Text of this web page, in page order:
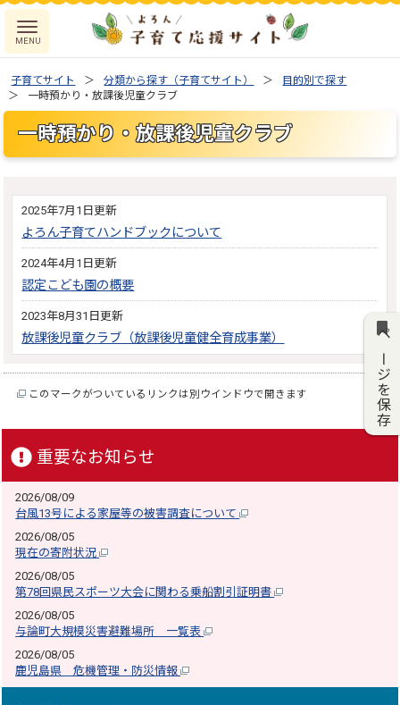
子育てサイト 分類から探す（子育てサイト）
目的別で探す
一時預かり・放課後児童クラブ
一時預かり・放課後児童クラブ
2025年7月1日更新
よろん子育てハンドブックについて
2024年4月1日更新
認定こども園の概要
2023年8月31日更新
放課後児童クラブ（放課後児童健全育成事業）
このマークがついているリンクは別ウインドウで開きます
重要なお知らせ
2026/08/09
台風13号による家屋等の被害調査について
2026/08/05
現在の寄附状況
2026/08/05
第78回県民スポーツ大会に関わる乗船割引証明書
2026/08/05
与論町大規模災害避難場所 一覧表
2026/08/05
鹿児島県 危機管理・防災情報
ページを保存